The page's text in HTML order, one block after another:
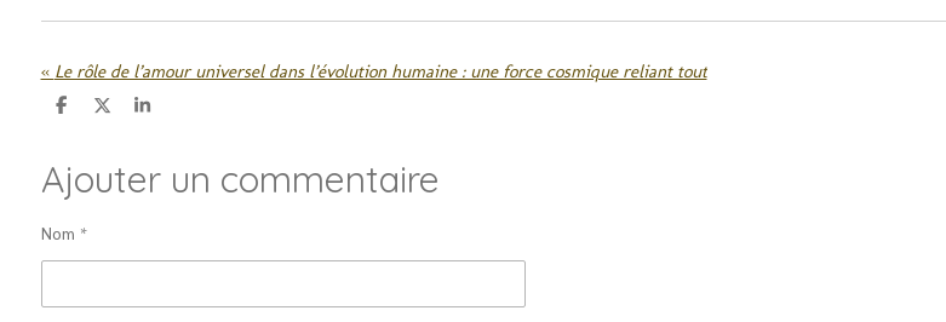
« Le rôle de l’amour universel dans l’évolution humaine : une force cosmique reliant tout
P
a
g
r
P
a
P
a
Ajouter un commentaire
Nom *